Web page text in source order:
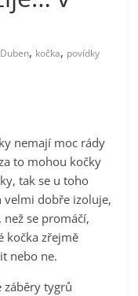
, kočka, povídky
nemají moc rády
to mohou kočky
tak se u toho
velmi dobře izoluje,
se promáčí,
kočka zřejmě
nebo ne.
záběry tygrů